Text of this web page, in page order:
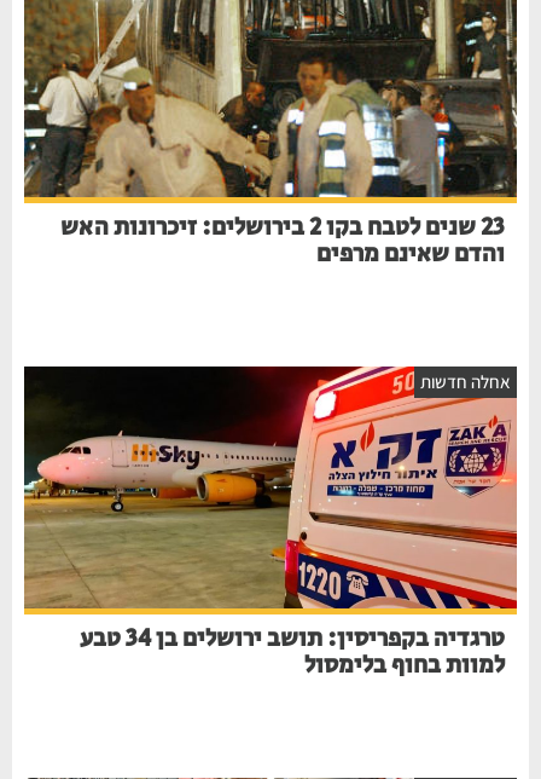
23 שנים לטבח בקו 2 בירושלים: זיכרונות האש
והדם שאינם מרפים
חדשות
טרגדיה בקפריסין: תושב ירושלים בן 34 טבע
למוות בחוף בלימסול